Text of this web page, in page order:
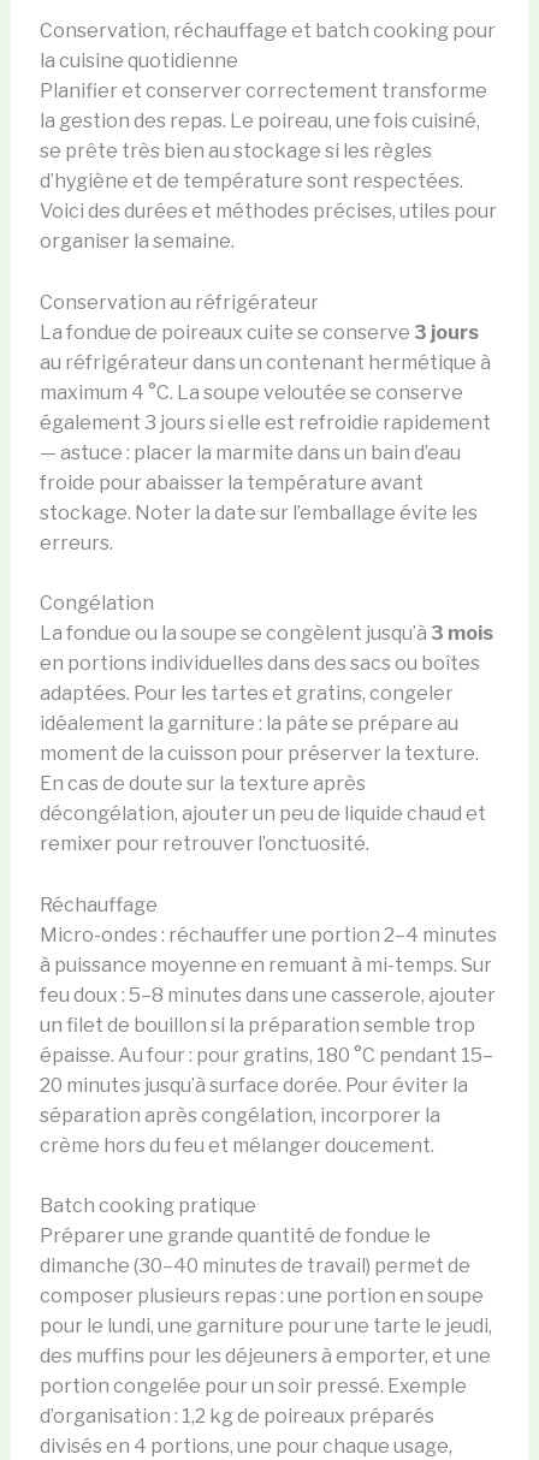
Conservation, réchauffage et batch cooking pour
la cuisine quotidienne
Planifier et conserver correctement transforme
la gestion des repas. Le poireau, une fois cuisiné,
se prête très bien au stockage si les règles
d’hygiène et de température sont respectées.
Voici des durées et méthodes précises, utiles pour
organiser la semaine.
Conservation au réfrigérateur
La fondue de poireaux cuite se conserve 3 jours
au réfrigérateur dans un contenant hermétique à
maximum 4 °C. La soupe veloutée se conserve
également 3 jours si elle est refroidie rapidement
— astuce : placer la marmite dans un bain d’eau
froide pour abaisser la température avant
stockage. Noter la date sur l’emballage évite les
erreurs.
Congélation
La fondue ou la soupe se congèlent jusqu’à 3 mois
en portions individuelles dans des sacs ou boîtes
adaptées. Pour les tartes et gratins, congeler
idéalement la garniture : la pâte se prépare au
moment de la cuisson pour préserver la texture.
En cas de doute sur la texture après
décongélation, ajouter un peu de liquide chaud et
remixer pour retrouver l’onctuosité.
Réchauffage
Micro-ondes : réchauffer une portion 2–4 minutes
à puissance moyenne en remuant à mi-temps. Sur
feu doux : 5–8 minutes dans une casserole, ajouter
un filet de bouillon si la préparation semble trop
épaisse. Au four : pour gratins, 180 °C pendant 15–
20 minutes jusqu’à surface dorée. Pour éviter la
séparation après congélation, incorporer la
crème hors du feu et mélanger doucement.
Batch cooking pratique
Préparer une grande quantité de fondue le
dimanche (30–40 minutes de travail) permet de
composer plusieurs repas : une portion en soupe
pour le lundi, une garniture pour une tarte le jeudi,
des muffins pour les déjeuners à emporter, et une
portion congelée pour un soir pressé. Exemple
d’organisation : 1,2 kg de poireaux préparés
divisés en 4 portions, une pour chaque usage,